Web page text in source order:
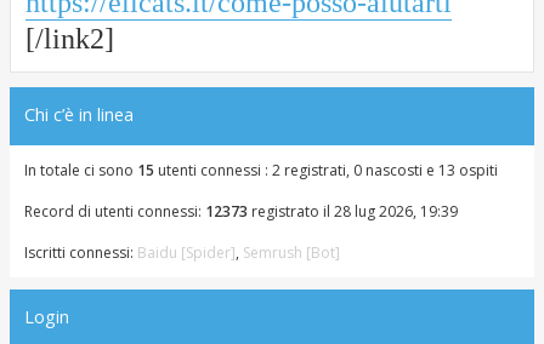
[/link2]
Chi c’è in linea
In totale ci sono 15 utenti connessi : 2 registrati, 0 nascosti e 13 ospiti
Record di utenti connessi: 12373 registrato il 28 lug 2026, 19:39
Iscritti connessi: Baidu [Spider], Semrush [Bot]
Login